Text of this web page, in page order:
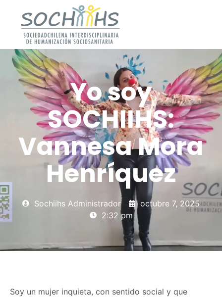
Yo soy
SOCHIIHS:
Vannesa Mora
Henríquez
Sochiihs Administrador
octubre 7, 2025
2:32 pm
Soy un mujer inquieta, con sentido social y que